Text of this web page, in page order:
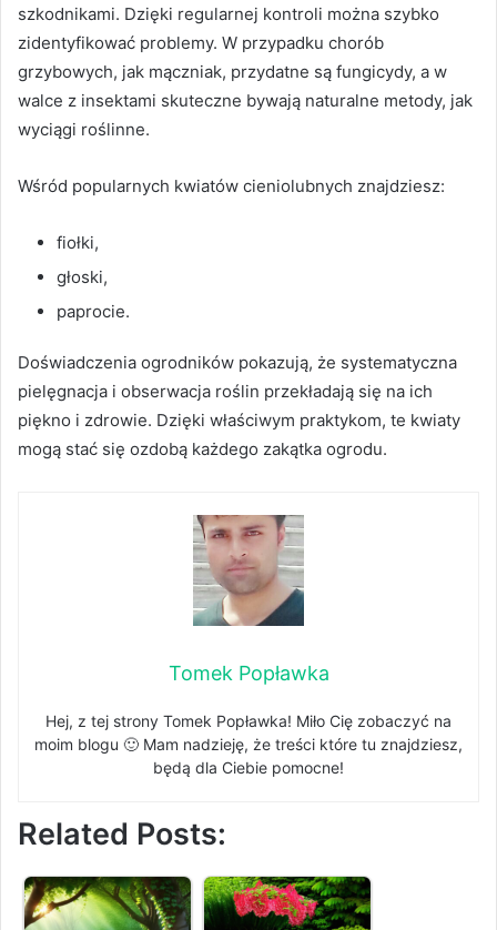
szkodnikami. Dzięki regularnej kontroli można szybko
zidentyfikować problemy. W przypadku chorób
grzybowych, jak mączniak, przydatne są fungicydy, a w
walce z insektami skuteczne bywają naturalne metody, jak
wyciągi roślinne.
Wśród popularnych kwiatów cieniolubnych znajdziesz:
fiołki,
głoski,
paprocie.
Doświadczenia ogrodników pokazują, że systematyczna
pielęgnacja i obserwacja roślin przekładają się na ich
piękno i zdrowie. Dzięki właściwym praktykom, te kwiaty
mogą stać się ozdobą każdego zakątka ogrodu.
Tomek Popławka
Hej, z tej strony Tomek Popławka! Miło Cię zobaczyć na
moim blogu 🙂 Mam nadzieję, że treści które tu znajdziesz,
będą dla Ciebie pomocne!
Related Posts: